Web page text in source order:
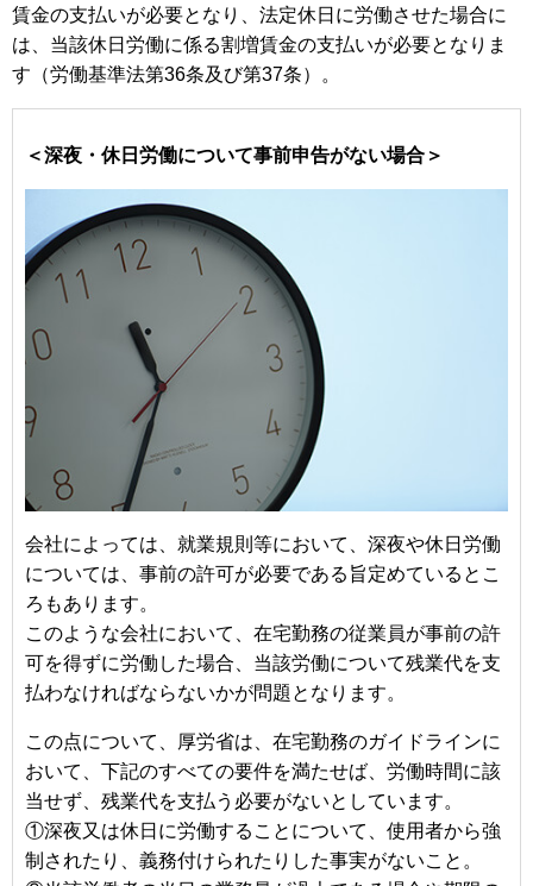
賃金の支払いが必要となり、法定休日に労働させた場合に
は、当該休日労働に係る割増賃金の支払いが必要となりま
す（労働基準法第36条及び第37条）。
＜深夜・休日労働について事前申告がない場合＞
会社によっては、就業規則等において、深夜や休日労働
については、事前の許可が必要である旨定めているとこ
ろもあります。
このような会社において、在宅勤務の従業員が事前の許
可を得ずに労働した場合、当該労働について残業代を支
払わなければならないかが問題となります。
この点について、厚労省は、在宅勤務のガイドラインに
おいて、下記のすべての要件を満たせば、労働時間に該
当せず、残業代を支払う必要がないとしています。
①深夜又は休日に労働することについて、使用者から強
制されたり、義務付けられたりした事実がないこと。